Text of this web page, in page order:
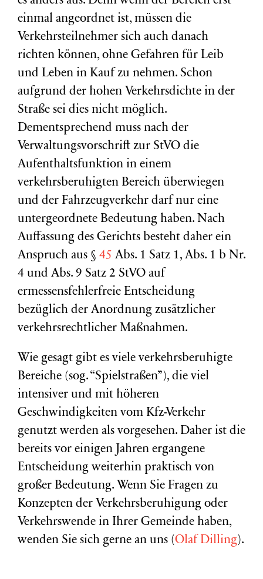
einmal angeordnet ist, müssen die
Verkehrsteilnehmer sich auch danach
richten können, ohne Gefahren für Leib
und Leben in Kauf zu nehmen. Schon
aufgrund der hohen Verkehrsdichte in der
Straße sei dies nicht möglich.
Dementsprechend muss nach der
Verwaltungsvorschrift zur StVO die
Aufenthaltsfunktion in einem
verkehrsberuhigten Bereich überwiegen
und der Fahrzeugverkehr darf nur eine
untergeordnete Bedeutung haben. Nach
Auffassung des Gerichts besteht daher ein
Anspruch aus § 45 Abs. 1 Satz 1, Abs. 1 b Nr.
4 und Abs. 9 Satz 2 StVO auf
ermessensfehlerfreie Entscheidung
bezüglich der Anordnung zusätzlicher
verkehrsrechtlicher Maßnahmen.
Wie gesagt gibt es viele verkehrsberuhigte
Bereiche (sog. “Spielstraßen”), die viel
intensiver und mit höheren
Geschwindigkeiten vom Kfz-Verkehr
genutzt werden als vorgesehen. Daher ist die
bereits vor einigen Jahren ergangene
Entscheidung weiterhin praktisch von
großer Bedeutung. Wenn Sie Fragen zu
Konzepten der Verkehrsberuhigung oder
Verkehrswende in Ihrer Gemeinde haben,
wenden Sie sich gerne an uns (Olaf Dilling).